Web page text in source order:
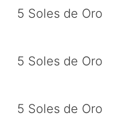
5 Soles de Oro
5 Soles de Oro
5 Soles de Oro